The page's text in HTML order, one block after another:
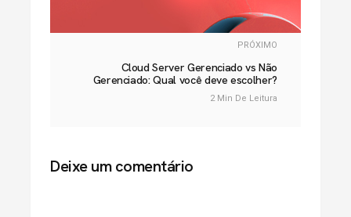
PRÓXIMO
Cloud Server Gerenciado vs Não
Gerenciado: Qual você deve escolher?
2 Min De Leitura
Deixe um comentário